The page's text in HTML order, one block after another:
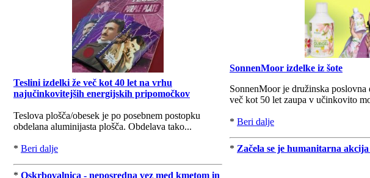
Teslini izdelki že več kot 40 let na vrhu
najučinkovitejših energijskih pripomočkov
Teslova plošča/obesek je po posebnem postopku
obdelana aluminijasta plošča. Obdelava tako...
* Beri dalje
* Oskrbovalnica - neposredna vez med kmetom in
SonnenMoor izdelke iz šote
SonnenMoor je družinska
več kot 50 let zaupa v učinkovito
* Beri dalje
* Začela se je humanitarna